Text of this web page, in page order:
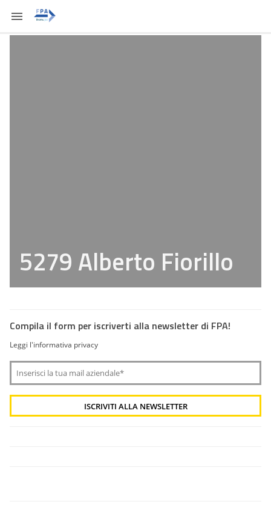
5279 Alberto Fiorillo
Compila il form per iscriverti alla newsletter di FPA!
Leggi l'informativa privacy